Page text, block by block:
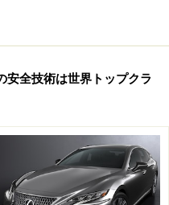
ない方が燃費に良い。
リウスの半分。渋滞す
km程度というイメージ
路を１００kmくらいで
度まで伸びる。試しにク
セットして高速巡航して
た。これがＧＳ４５０ｈ
安全技術は世界トップクラ